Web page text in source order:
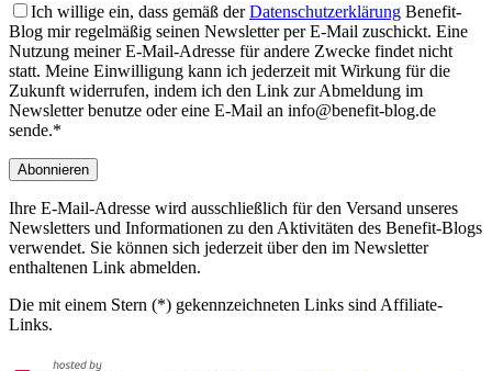
Ich willige ein, dass gemäß derDatenschutzerklärung Benefit-
Blog mir regelmäßig seinen Newsletter per E-Mail zuschickt. Eine
Nutzung meiner E-Mail-Adresse für andere Zwecke findet nicht
statt. Meine Einwilligung kann ich jederzeit mit Wirkung für die
Zukunft widerrufen, indem ich den Link zur Abmeldung im
Newsletter benutze oder eine E-Mail an info@benefit-blog.de
sende.*
Ihre E-Mail-Adresse wird ausschließlich für den Versand unseres
Newsletters und Informationen zu den Aktivitäten des Benefit-Blogs
verwendet. Sie können sich jederzeit über den im Newsletter
enthaltenen Link abmelden.
Die mit einem Stern (*) gekennzeichneten Links sind Affiliate-
Links.